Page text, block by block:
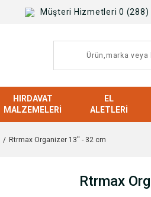
Müşteri Hizmetleri 0 (288)
HIRDAVAT
MALZEMELERI
EL
ALETLERI
Rtrmax Organizer 13'' - 32 cm
Rtrmax